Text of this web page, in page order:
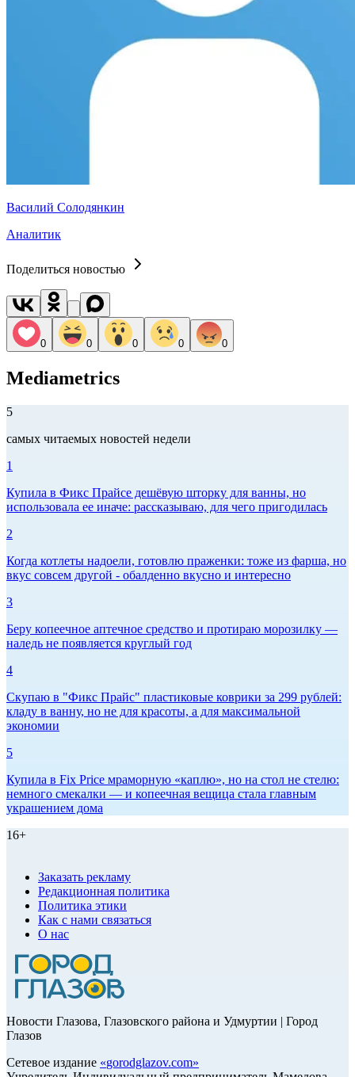
Василий Солодянкин
Аналитик
Поделиться новостью
0 0 0 0 0
Mediametrics
5
самых читаемых новостей недели
1
Купила в Фикс Прайсе дешёвую шторку для ванны, но
использовала ее иначе: рассказываю, для чего пригодилась
2
Когда котлеты надоели, готовлю праженки: тоже из фарша, но
вкус совсем другой - обалденно вкусно и интересно
3
Беру копеечное аптечное средство и протираю морозилку —
наледь не появляется круглый год
4
Скупаю в "Фикс Прайс" пластиковые коврики за 299 рублей:
кладу в ванну, но не для красоты, а для максимальной
экономии
5
Купила в Fix Price мраморную «каплю», но на стол не стелю:
немного смекалки — и копеечная вещица стала главным
украшением дома
16+
Заказать рекламу
Редакционная политика
Политика этики
Как с нами связаться
О нас
Новости Глазова, Глазовского района и Удмуртии | Город
Глазов
Сетевое издание «gorodglazov.com»